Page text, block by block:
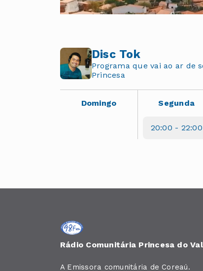
Disc Tok
Programa que vai ao ar de
Princesa
Domingo Segunda
20:00 - 22:00
Rádio Comunitária Princesa do
A Emissora comunitária de Coreaú.